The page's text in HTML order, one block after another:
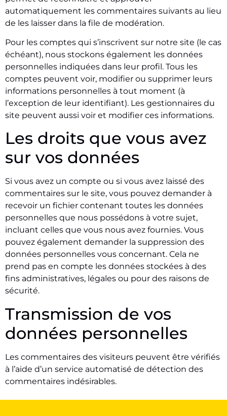
automatiquement les commentaires suivants au lieu
de les laisser dans la file de modération.
Pour les comptes qui s’inscrivent sur notre site (le cas
échéant), nous stockons également les données
personnelles indiquées dans leur profil. Tous les
comptes peuvent voir, modifier ou supprimer leurs
informations personnelles à tout moment (à
l’exception de leur identifiant). Les gestionnaires du
site peuvent aussi voir et modifier ces informations.
Les droits que vous avez
sur vos données
Si vous avez un compte ou si vous avez laissé des
commentaires sur le site, vous pouvez demander à
recevoir un fichier contenant toutes les données
personnelles que nous possédons à votre sujet,
incluant celles que vous nous avez fournies. Vous
pouvez également demander la suppression des
données personnelles vous concernant. Cela ne
prend pas en compte les données stockées à des
fins administratives, légales ou pour des raisons de
sécurité.
Transmission de vos
données personnelles
Les commentaires des visiteurs peuvent être vérifiés
à l’aide d’un service automatisé de détection des
commentaires indésirables.